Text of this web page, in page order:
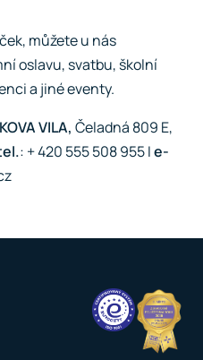
můžete u nás
oslavu, svatbu, školní
a jiné eventy.
VILA,Čeladná 809 E,
: + 420 555 508 955 Ie-